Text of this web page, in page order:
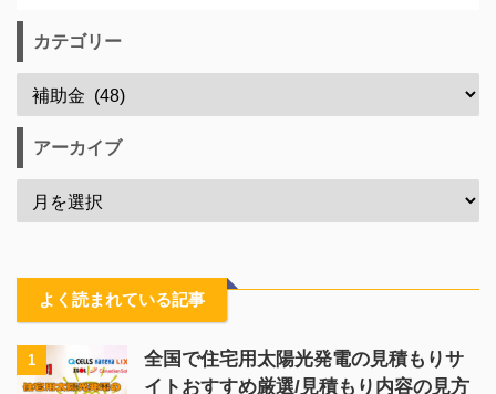
カテゴリー
アーカイブ
よく読まれている記事
1
全国で住宅用太陽光発電の見積もりサ
イトおすすめ厳選/見積もり内容の見方